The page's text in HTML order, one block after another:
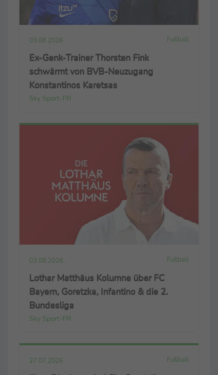
03.08.2026 Fußball
Ex-Genk-Trainer Thorsten Fink
schwärmt von BVB-Neuzugang
Konstantinos Karetsas
Sky Sport-PR
03.08.2026 Fußball
Lothar Matthäus Kolumne über FC
Bayern, Goretzka, Infantino & die 2.
Bundesliga
Sky Sport-PR
27.07.2026 Fußball